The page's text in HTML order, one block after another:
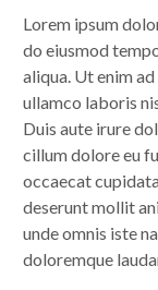
Lorem ipsum
do eiusmod
aliqua. Ut enim
ullamco laboris
Duis aute irure
cillum dolore eu
occaecat
deserunt mollit
unde omnis iste
doloremque